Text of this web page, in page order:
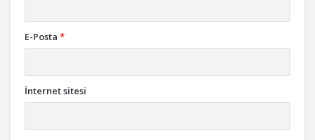
E-Posta *
İnternet sitesi